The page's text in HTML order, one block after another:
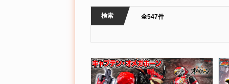
検索 全547件